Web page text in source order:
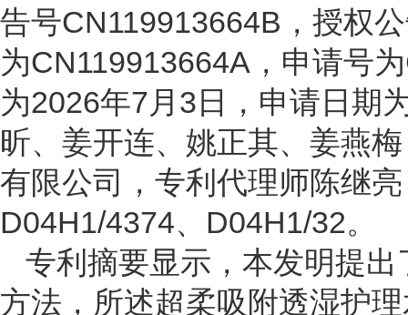
告号CN119913664B，授权
为CN119913664A，申请号
为2026年7月3日，申请日期
昕、姜开连、姚正其、姜燕
有限公司，专利代理师陈继
D04H1/4374、D04H1/32。
专利摘要显示，本发明提
方法，所述超柔吸附透湿护